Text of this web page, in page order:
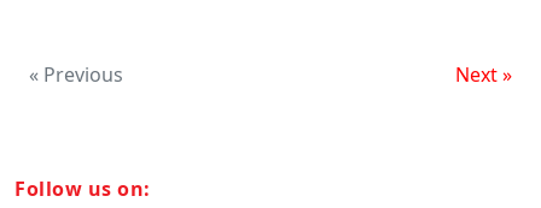
« Previous Next »
Follow us on: